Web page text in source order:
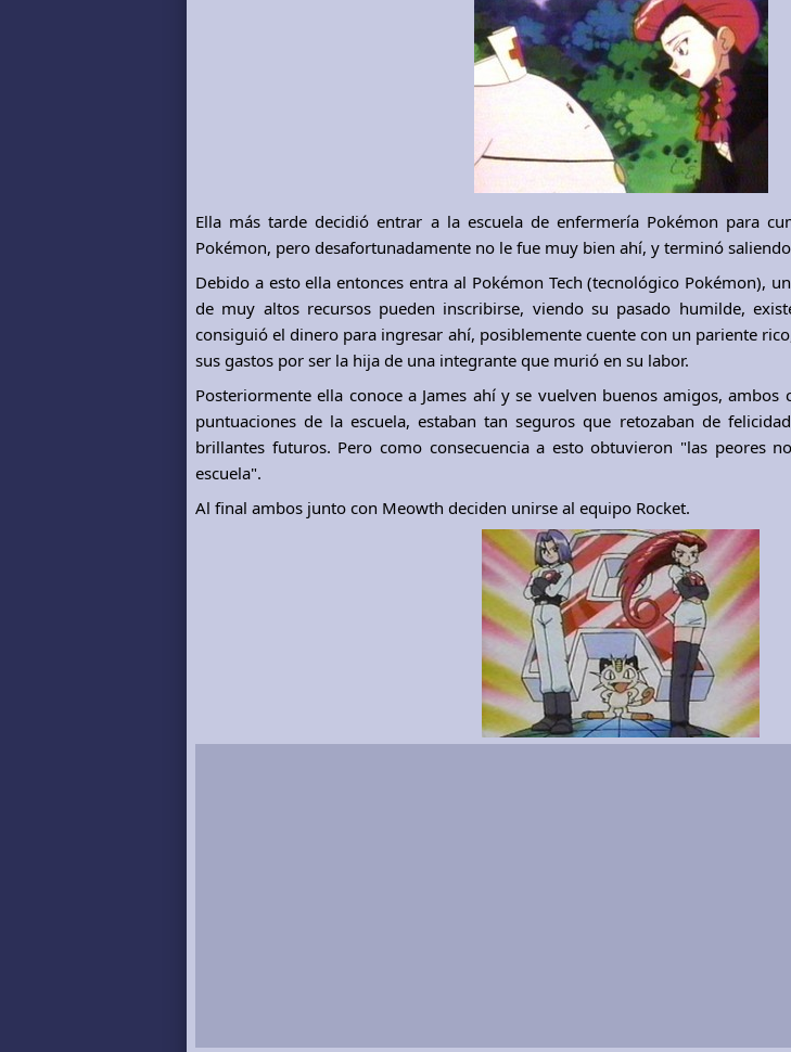
Ella más tarde decidió entrar a la escuela de enfermería Pokémon para
Pokémon, pero desafortunadamente no le fue muy bien ahí, y terminó
Debido a esto ella entonces entra al Pokémon Tech (tecnológico Pokémon),
de muy altos recursos pueden inscribirse, viendo su pasado humilde,
consiguió el dinero para ingresar ahí, posiblemente cuente con un pariente
sus gastos por ser la hija de una integrante que murió en su labor.
Posteriormente ella conoce a James ahí y se vuelven buenos amigos, ambos
puntuaciones de la escuela, estaban tan seguros que retozaban de
brillantes futuros. Pero como consecuencia a esto obtuvieron "las peores
escuela".
Al final ambos junto con Meowth deciden unirse al equipo Rocket.